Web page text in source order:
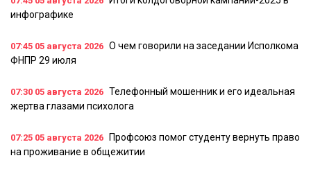
инфографике
07:45 05 августа 2026 О чем говорили на заседании Исполкома
ФНПР 29 июля
07:30 05 августа 2026 Телефонный мошенник и его идеальная
жертва глазами психолога
07:25 05 августа 2026
Профсоюз помог студенту вернуть право
на проживание в общежитии